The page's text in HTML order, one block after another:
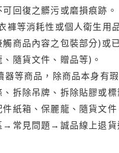
回復之髒污或磨損痕跡。
褲等消耗性或個人衛生用
商品內容之包裝部分)
隨貨文件、贈品等)。
器等商品，除商品本身有
拆除吊牌、拆除貼膠或
紙箱、保麗龍、隨貨文件
→常見問題→誠品線上退貨